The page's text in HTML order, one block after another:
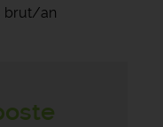
brut/an